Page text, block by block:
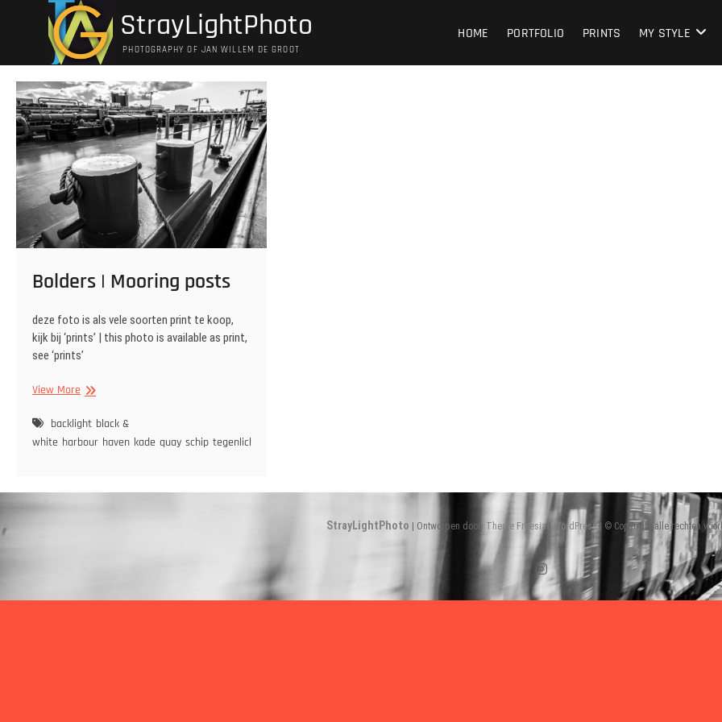
StrayLightPhoto
PHOTOGRAPHY OF JAN WILLEM DE GROOT
HOME PORTFOLIO PRINTS MY STYLE
Bolders | Mooring posts
deze foto is als vele soorten print te koop,
kijk bij ‘prints’ | this photo is available as print,
see ‘prints’
View MoreBolders
Mooring
posts
backlight black &
white harbour haven kade quay schip tegenlicht
StrayLightPhoto | Ontworpen door: Theme Freesia| WordPress| © Copyright alle rechten
Instagram